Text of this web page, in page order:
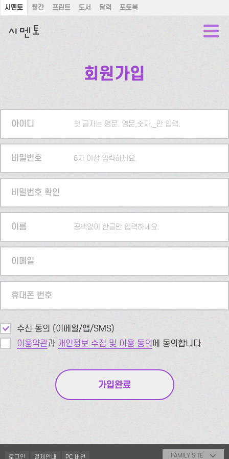
시멘토 월간 프린트 도서 달력 포토북
회원가입
아이디 첫 글자는 영문. 영문,숫자,_만 입력.
비밀번호 6자 이상 입력하세요.
비밀번호 확인
이름 공백없이 한글만 입력하세요.
이메일
휴대폰 번호
수신 동의 (이메일/앱/SMS)
이용약관과 개인정보 수집 및 이용 동의에 동의합니다.
로그인 결제안내 PC 버전 FAMILY SITE